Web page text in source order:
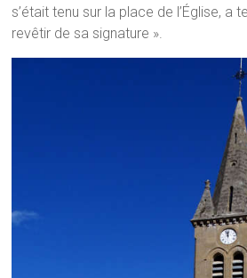
s’était tenu sur la place de l’Église, a
revêtir de sa signature ».